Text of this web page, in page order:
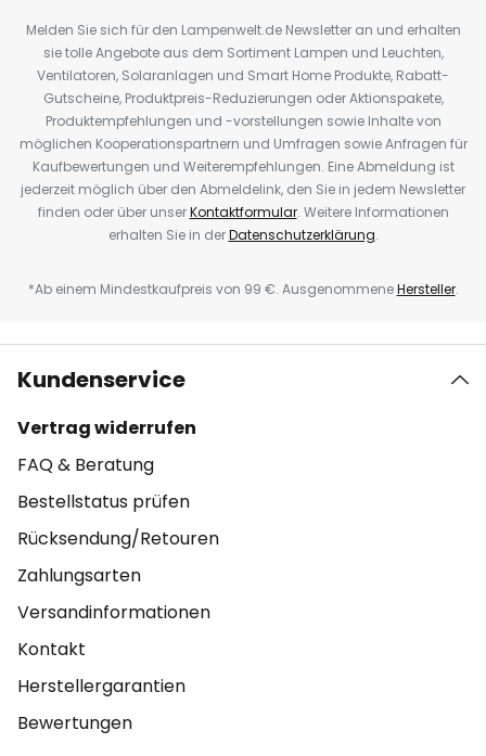
Melden Sie sich für den Lampenwelt.de Newsletter an und erhalten
sie tolle Angebote aus dem Sortiment Lampen und Leuchten,
Ventilatoren, Solaranlagen und Smart Home Produkte, Rabatt-
Gutscheine, Produktpreis-Reduzierungen oder Aktionspakete,
Produktempfehlungen und -vorstellungen sowie Inhalte von
möglichen Kooperationspartnern und Umfragen sowie Anfragen für
Kaufbewertungen und Weiterempfehlungen. Eine Abmeldung ist
jederzeit möglich über den Abmeldelink, den Sie in jedem Newsletter
finden oder über unserKontaktformular. Weitere Informationen
erhalten Sie in derDatenschutzerklärung.
*Ab einem Mindestkaufpreis von 99 €. AusgenommeneHersteller.
Kundenservice
Vertrag widerrufen
FAQ & Beratung
Bestellstatus prüfen
Rücksendung/Retouren
Zahlungsarten
Versandinformationen
Kontakt
Herstellergarantien
Bewertungen